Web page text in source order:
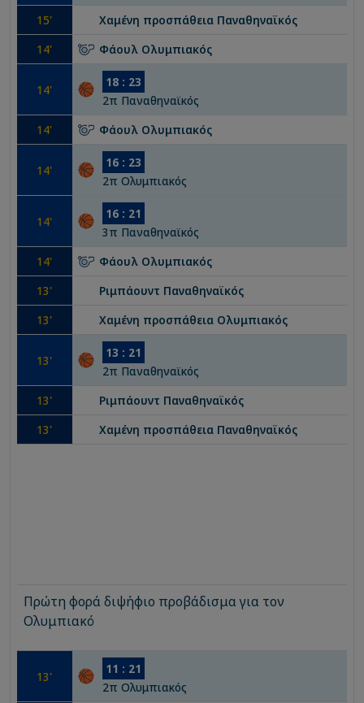
15' Χαμένη προσπάθεια Παναθηναϊκός
14' Φάουλ Ολυμπιακός
14' 18 : 23
2π Παναθηναϊκός
14' Φάουλ Ολυμπιακός
14' 16 : 23
2π Ολυμπιακός
14' 16 : 21
3π Παναθηναϊκός
14' Φάουλ Ολυμπιακός
13' Ριμπάουντ Παναθηναϊκός
13' Χαμένη προσπάθεια Ολυμπιακός
13' 13 : 21
2π Παναθηναϊκός
13' Ριμπάουντ Παναθηναϊκός
13' Χαμένη προσπάθεια Παναθηναϊκός
Πρώτη φορά διψήφιο προβάδισμα για τον
Ολυμπιακό
13' 11 : 21
2π Ολυμπιακός